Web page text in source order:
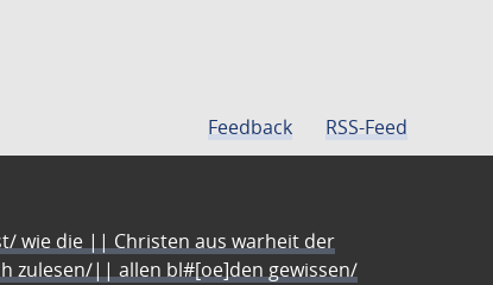
Feedback RSS-Feed
wie die || Christen aus warheit der
zulesen/|| allen bl#[oe]den gewissen/